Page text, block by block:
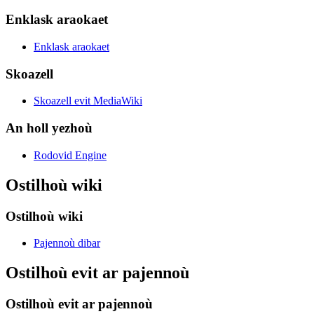
Enklask araokaet
Enklask araokaet
Skoazell
Skoazell evit MediaWiki
An holl yezhoù
Rodovid Engine
Ostilhoù wiki
Ostilhoù wiki
Pajennoù dibar
Ostilhoù evit ar pajennoù
Ostilhoù evit ar pajennoù